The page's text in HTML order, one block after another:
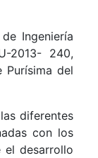
Ingeniería
2013- 240,
del
diferentes
con los
el desarrollo